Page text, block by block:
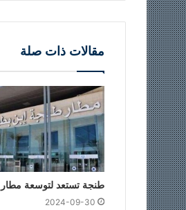
مقالات ذات صلة
طنجة تستعد لتوسعة
2024-09-30